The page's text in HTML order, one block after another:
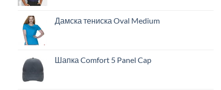
Дамска тениска Oval Medium
Шапка Comfort 5 Panel Cap